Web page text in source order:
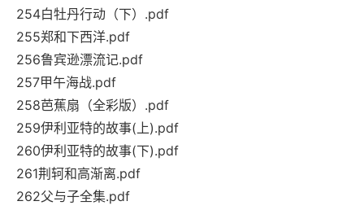
254白牡丹行动（下）.pdf
255郑和下西洋.pdf
256鲁宾逊漂流记.pdf
257甲午海战.pdf
258芭蕉扇（全彩版）.pdf
259伊利亚特的故事(上).pdf
260伊利亚特的故事(下).pdf
261荆轲和高渐离.pdf
262父与子全集.pdf